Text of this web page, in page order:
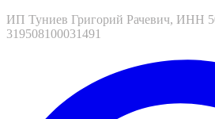
ИП Туниев Григорий Рачевич, ИНН
319508100031491